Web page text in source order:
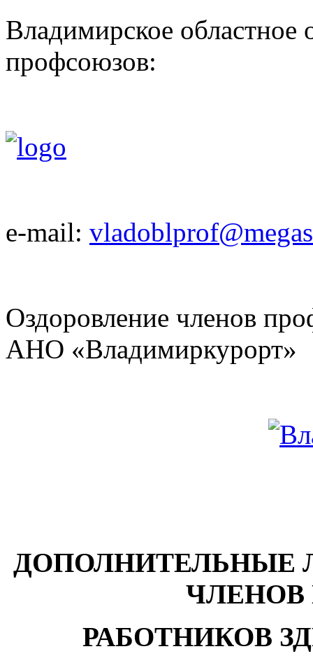
Владимирское областное
профсоюзов:
e-mail:
Оздоровление членов
АНО «Владимиркурорт»
ДОПОЛНИТЕЛЬНЫЕ
РАБОТНИКОВ